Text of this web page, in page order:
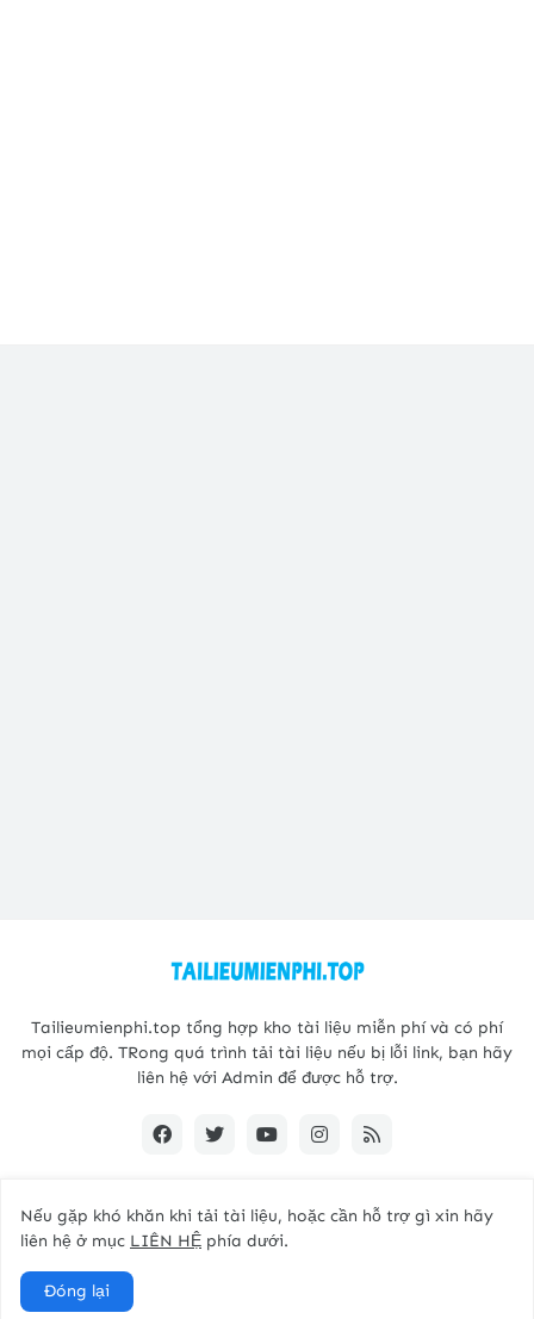
Tailieumienphi.top tổng hợp kho tài liệu miễn phí và có phí
mọi cấp độ. TRong quá trình tải tài liệu nếu bị lỗi link, bạn hãy
liên hệ với Admin để được hỗ trợ.
Copyright@2021 -
Tailieumienphi.top
Nếu gặp khó khăn khi tải tài liệu, hoặc cần hỗ trợ gì xin hãy
liên hệ ở mục LIÊN HỆ phía dưới.
Đóng lại